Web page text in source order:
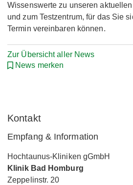
Wissenswerte zu unseren
und zum Testzentrum, für das Sie
Termin vereinbaren können.
Zur Übersicht aller News
News merken
Kontakt
Empfang & Information
Hochtaunus-Kliniken gGmbH
Klinik Bad Homburg
Zeppelinstr. 20